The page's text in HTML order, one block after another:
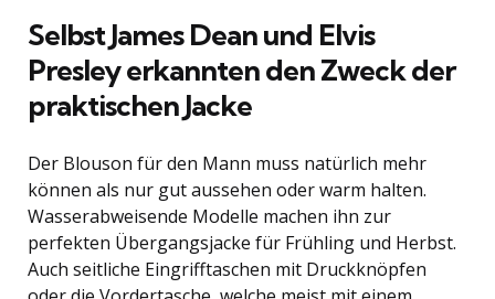
Selbst James Dean und Elvis
Presley erkannten den Zweck der
praktischen Jacke
Der Blouson für den Mann muss natürlich mehr
können als nur gut aussehen oder warm halten.
Wasserabweisende Modelle machen ihn zur
perfekten Übergangsjacke für Frühling und Herbst.
Auch seitliche Eingrifftaschen mit Druckknöpfen